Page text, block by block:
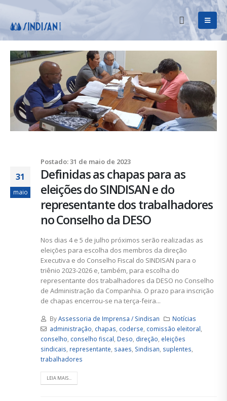
Postado: 31 de maio de 2023
31
maio
Definidas as chapas para as
eleições do SINDISAN e do
representante dos trabalhadores
no Conselho da DESO
Nos dias 4 e 5 de julho próximos serão realizadas as
eleições para escolha dos membros da direção
Executiva e do Conselho Fiscal do SINDISAN para o
triênio 2023-2026 e, também, para escolha do
representante dos trabalhadores da DESO no Conselho
de Administração da Companhia. O prazo para inscrição
de chapas encerrou-se na terça-feira...
ByAssessoria de Imprensa / Sindisan
Notícias
administração chapas coderse comissão eleitoral
conselho conselho fiscal Deso direção eleições
sindicais representante saaes Sindisan suplentes
trabalhadores
LEIA MAIS...